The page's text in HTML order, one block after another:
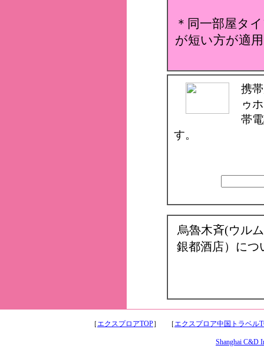
＊同一部屋タ
が短い方が適
携
ゥ
帯
す。
烏魯木斉(ウル
銀都酒店）につ
［エクスプロアTOP］ ［エクスプロア中国トラベル
Shanghai C&D